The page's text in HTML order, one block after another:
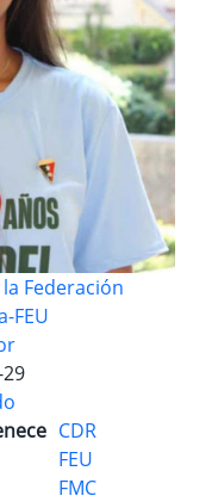
Federación
FEU
CDR
FEU
FMC